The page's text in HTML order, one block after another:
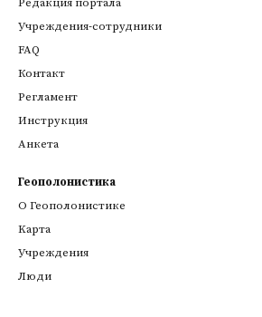
Учреждения-сотрудники
FAQ
Контакт
Регламент
Инструкция
Анкета
Геополонистика
О Геополонистике
Kарта
Учреждения
Люди